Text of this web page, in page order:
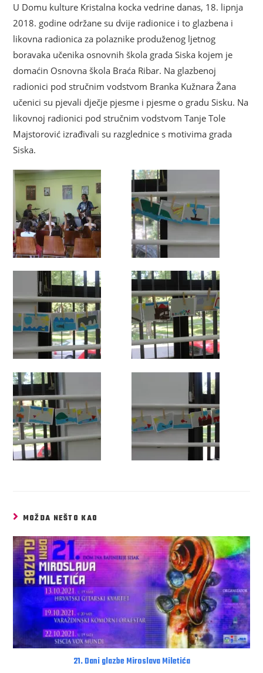
U Domu kulture Kristalna kocka vedrine danas, 18. lipnja
2018. godine održane su dvije radionice i to glazbena i
likovna radionica za polaznike produženog ljetnog
boravaka učenika osnovnih škola grada Siska kojem je
domaćin Osnovna škola Braća Ribar. Na glazbenoj
radionici pod stručnim vodstvom Branka Kužnara Žana
učenici su pjevali dječje pjesme i pjesme o gradu Sisku. Na
likovnoj radionici pod stručnim vodstvom Tanje Tole
Majstorović izrađivali su razglednice s motivima grada
Siska.
MOŽDA NEŠTO KAO
21. Dani glazbe Miroslava Miletića